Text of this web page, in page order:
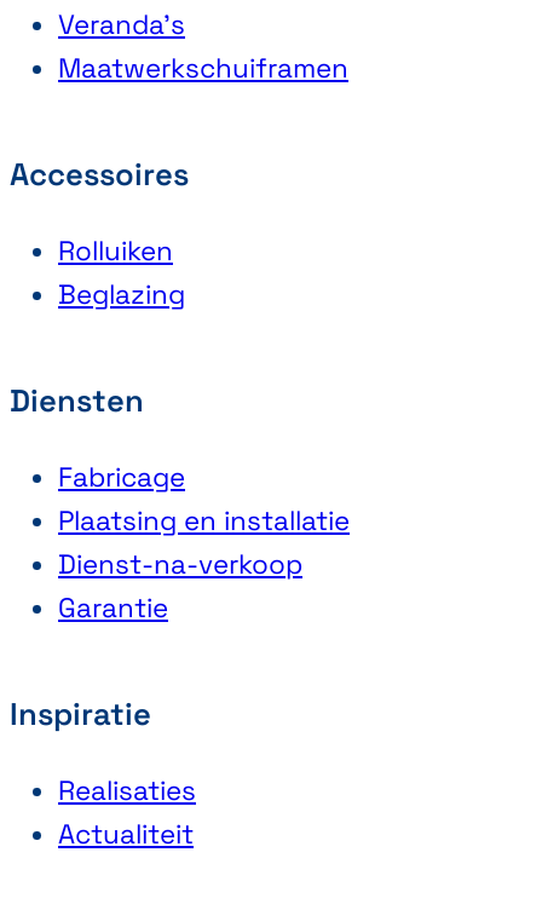
Veranda’s
Maatwerkschuiframen
Accessoires
Rolluiken
Beglazing
Diensten
Fabricage
Plaatsing en installatie
Dienst-na-verkoop
Garantie
Inspiratie
Realisaties
Actualiteit